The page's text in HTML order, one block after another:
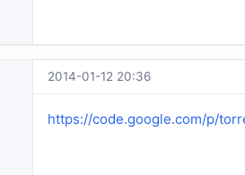
2014-01-12 20:36
https://code.google.com/p/